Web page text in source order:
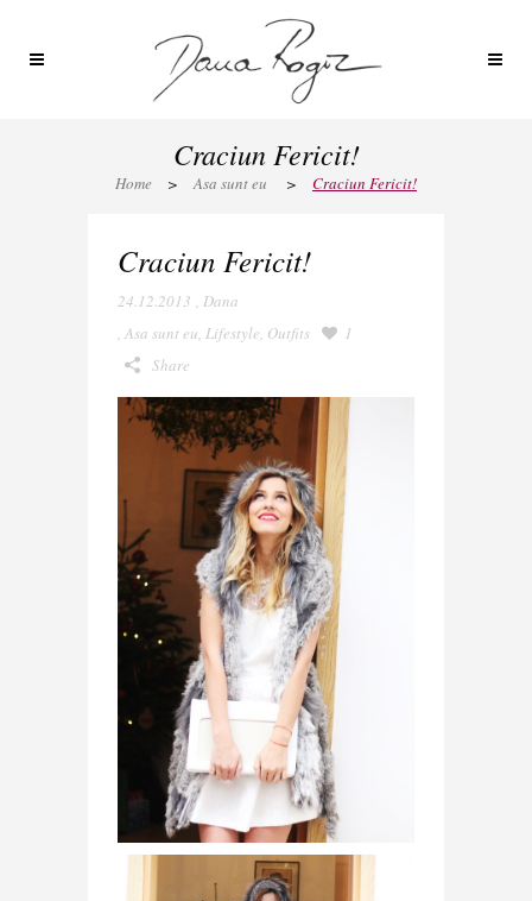
Craciun Fericit!
Home > Asa sunt eu > Craciun Fericit!
Craciun Fericit!
24.12.2013 , Dana
, Asa sunt eu, Lifestyle, Outfits
1
Share